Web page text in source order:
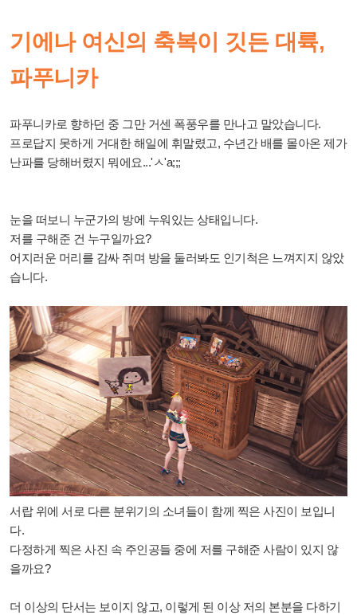
기에나 여신의 축복이 깃든 대륙,
파푸니카
파푸니카로 향하던 중 그만 거센 폭풍우를 만나고 말았습니다.
프로답지 못하게 거대한 해일에 휘말렸고, 수년간 배를 몰아온 제가
난파를 당해버렸지 뭐에요...'ㅅ'a;;;
눈을 떠보니 누군가의 방에 누워있는 상태입니다.
저를 구해준 건 누구일까요?
어지러운 머리를 감싸 쥐며 방을 둘러봐도 인기척은 느껴지지 않았
습니다.
서랍 위에 서로 다른 분위기의 소녀들이 함께 찍은 사진이 보입니
다.
다정하게 찍은 사진 속 주인공들 중에 저를 구해준 사람이 있지 않
을까요?
더 이상의 단서는 보이지 않고, 이렇게 된 이상 저의 본분을 다하기